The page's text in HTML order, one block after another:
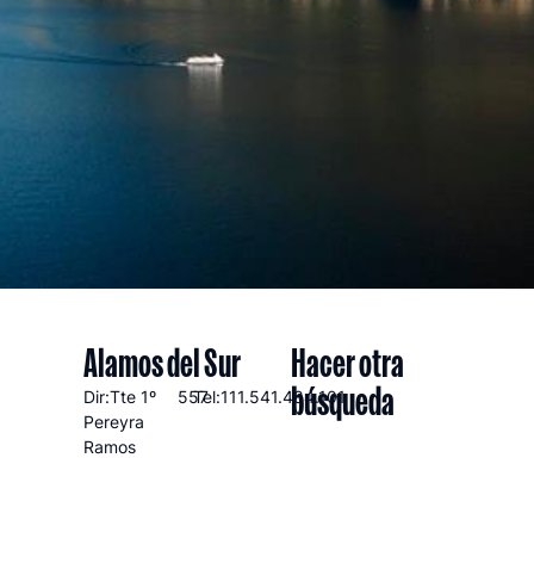
Alamos del Sur
Dir:Tte 1º
Pereyra
Ramos
557Tel:111.541.484.101
Hacer otra
búsqueda